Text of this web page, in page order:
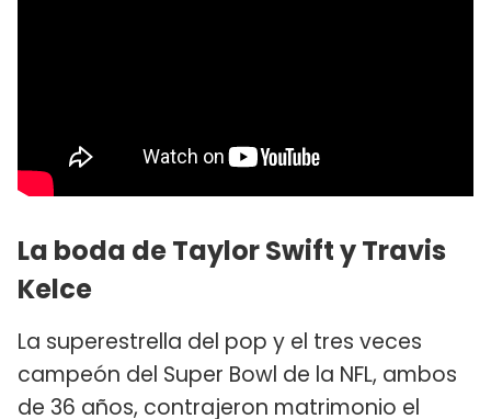
La boda de Taylor Swift y Travis
Kelce
La superestrella del pop y el tres veces
campeón del Super Bowl de la NFL, ambos
de 36 años, contrajeron matrimonio el